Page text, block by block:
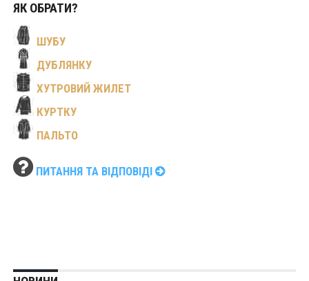
ЯК ОБРАТИ?
ШУБУ
ДУБЛЯНКУ
ХУТРОВИЙ ЖИЛЕТ
КУРТКУ
ПАЛЬТО
ПИТАННЯ ТА ВІДПОВІДІ